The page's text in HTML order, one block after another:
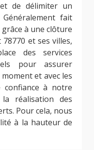
de délimiter un
fait
à une clôture
et ses villes,
des services
pour assurer
et avec les
confiance à notre
réalisation des
Pour cela, nous
à la hauteur de